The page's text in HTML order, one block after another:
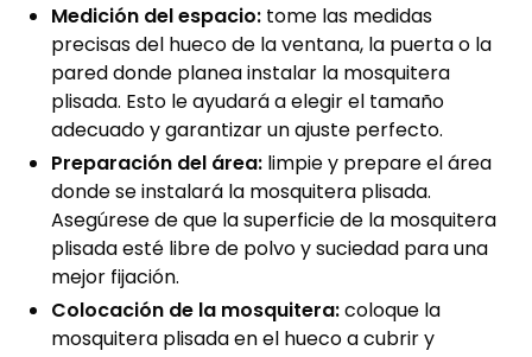
Medición del espacio: tome las medidas
precisas del hueco de la ventana, la puerta o la
pared donde planea instalar la mosquitera
plisada. Esto le ayudará a elegir el tamaño
adecuado y garantizar un ajuste perfecto.
Preparación del área: limpie y prepare el área
donde se instalará la mosquitera plisada.
Asegúrese de que la superficie de la mosquitera
plisada esté libre de polvo y suciedad para una
mejor fijación.
Colocación de la mosquitera:coloque la
mosquitera plisada en el hueco a cubrir y